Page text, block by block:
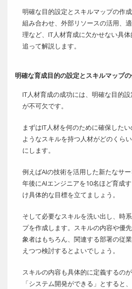
明確な目的設定とスキルマップの作
組み合わせ、外部リソースの活用、
理など、IT人材育成に欠かせない具
追って解説します。
明確な育成目的の設定とスキルマップ
IT人材育成の成功には、明確な目的
が不可欠です。
まずはIT人材を何のために確保した
ようなスキルを持つ人材がどのくら
にします。
例えばAIの技術を活用した新たなサ
年後にAIエンジニアを10名ほど育成
け具体的な目標を立てましょう。
そして必要なスキルを洗い出し、時
プを作成します。スキルの内容や優
象者はもちろん、関連する部署の従
えつつ検討するとよいでしょう。
スキルの内容も具体的に定義するの
「システム開発ができる」とすると